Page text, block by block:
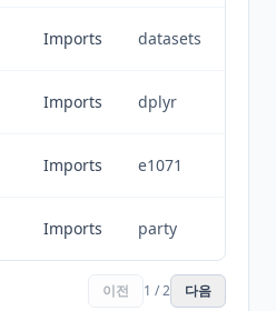
Imports datasets
Imports dplyr
Imports e1071
Imports party
이전 1 / 2 다음